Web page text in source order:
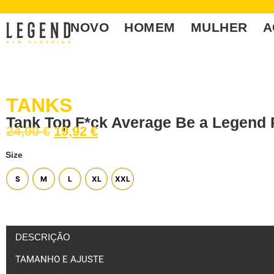
NOVO HOMEM MULHER
TANKS
Tank Top F*ck Average Be a
24,90€ 19,92 €
Size
S M L XL XXL
DESCRIÇÃO
TAMANHO E AJUSTE